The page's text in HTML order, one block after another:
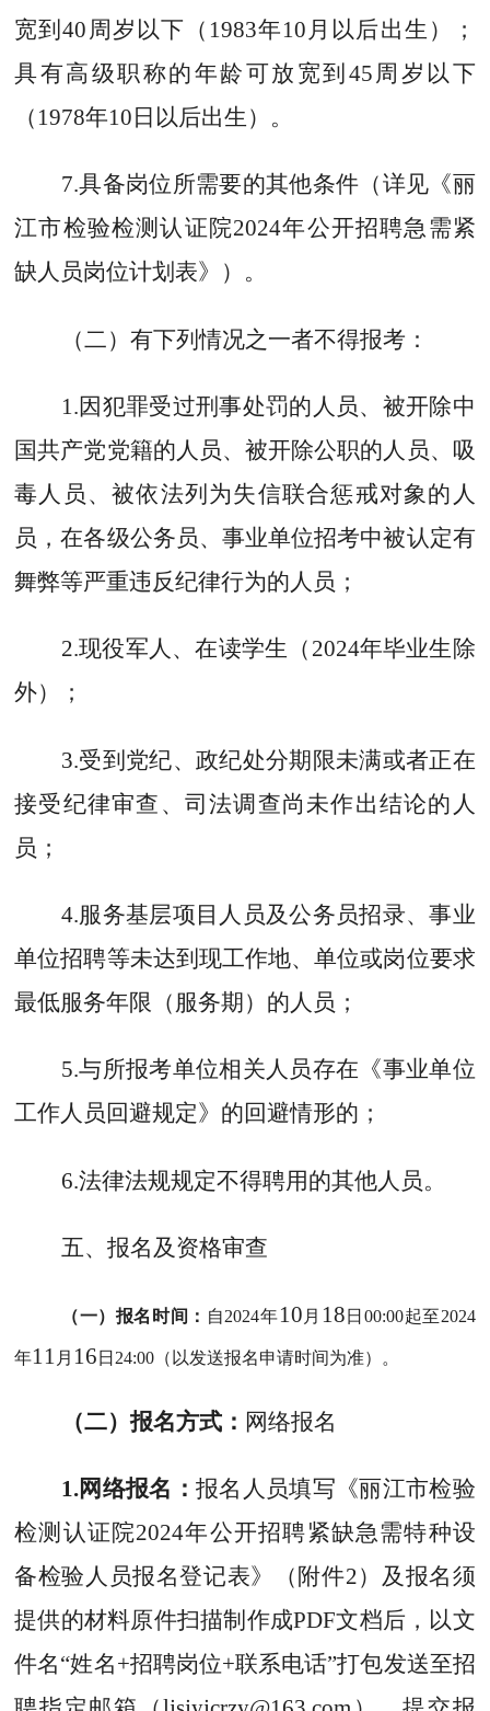
宽到40 周岁以下（ 1983年10 月 以后出生）；
具有高级职称的年龄可放宽到 45 周岁以下
（ 1978年10 日以后出生）。
7.具备岗位所需要的其他条件 （详见《丽
江市检验检测认证院2024年公开招聘急需紧
缺人员岗位计划表》 ） 。
（二）有下列情况之一者不得报考：
1.因犯罪受过刑事处罚的人员、被开除中
国共产党党籍的人员、被开除公职的人员、吸
毒人员、被依法列为失信联合惩戒对象的人
员，在各级公务员、事业单位招考中被认定有
舞弊等严重违反纪律行为的人员；
2.现役军人、在读学生（ 2024年毕业生除
外）；
3.受到党纪、政纪处分期限未满或者正在
接受纪律审查、司法调查尚未作出结论的人
员；
4.服务基层项目人员及公务员招录、事业
单位招聘等未达到现工作地、单位或岗位要求
最低服务年限（服务期）的人员；
5.与所报考单位相关人员存在《事业单位
工作人员回避规定》的回避情形的；
6.法律法规规定不得聘用的其他人员。
五、报名及资格审查
（一）报名时间： 自2024年10 月 18 日 00:00起至2024
年11 月 16 日 24:00 （以发送报名申请时间为准） 。
（二）报名方式： 网络报名
1.网络报名：报名人员填写《丽江市检验
检测认证院2024年公开招聘紧缺急需特种设
备检验人员报名登记表》（附件2）及报名须
提供的材料原件扫描制作成PDF文档后，以文
件名“姓名+招聘岗位+联系电话”打包发送至招